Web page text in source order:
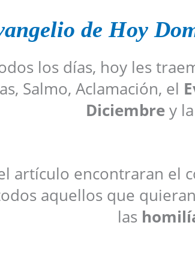
de Hoy
los días, hoy les
Salmo, Aclamación, el
Diciembrey
artículo encontraran el
aquellos que
las